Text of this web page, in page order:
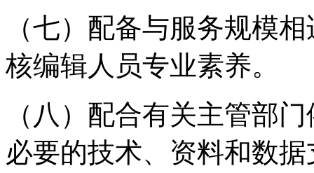
（七）配备与服务规模
核编辑人员专业素养。
（八）配合有关主管部
必要的技术、资料和数